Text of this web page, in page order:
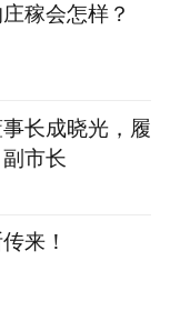
稼会怎样？
长成晓光，履
市长
来！